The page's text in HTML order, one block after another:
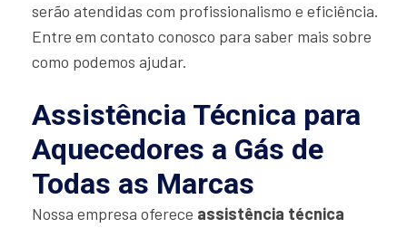
serão atendidas com profissionalismo e eficiência.
Entre em contato conosco para saber mais sobre
como podemos ajudar.
Assistência Técnica para
Aquecedores a Gás de
Todas as Marcas
Nossa empresa oferece assistência técnica